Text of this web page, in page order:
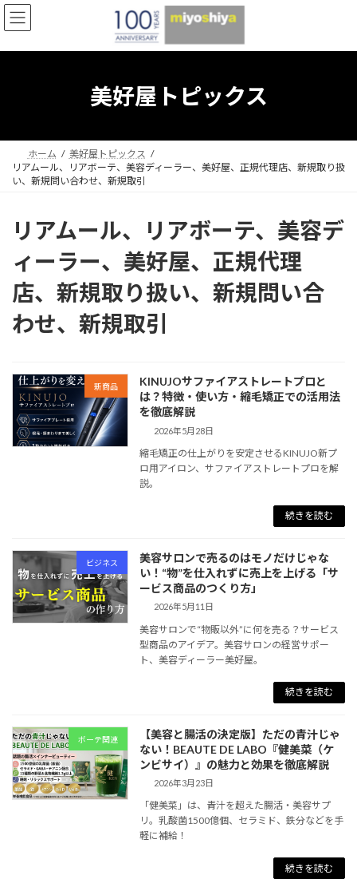
コ
ン
ン
ナ
ビ
ー
美好屋トピックス
ホーム
美好屋トピックス
リアムール、リアボーテ、美容ディーラー、美好屋、正規代理店、新規取り扱
い、新規問い合わせ、新規取引
リアムール、リアボーテ、美容デ
ィーラー、美好屋、正規代理
店、新規取り扱い、新規問い合
わせ、新規取引
新商品
KINUJOサファイアストレートプロと
は？特徴・使い方・縮毛矯正での活用法
を徹底解説
2026年5月28日
縮毛矯正の仕上がりを安定させるKINUJO新プ
ロ用アイロン、サファイアストレートプロを解
説。
続きを読む
ビジネス
美容サロンで売るのはモノだけじゃな
い！“物”を仕入れずに売上を上げる「サ
ービス商品のつくり方」
2026年5月11日
美容サロンで“物販以外”に何を売る？サービス
型商品のアイデア。美容サロンの経営サポー
ト、美容ディーラー美好屋。
続きを読む
ボーテ関連
【美容と腸活の決定版】ただの青汁じゃ
ない！BEAUTE DE LABO『健美菜（ケ
ンビサイ）』の魅力と効果を徹底解説
2026年3月23日
「健美菜」は、青汁を超えた腸活・美容サプ
リ。乳酸菌1500億個、セラミド、鉄分などを手
軽に補給！
続きを読む